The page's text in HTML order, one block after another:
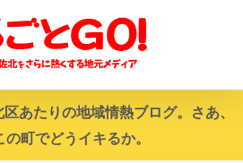
あたりの地域情熱ブログ。さあ、
町でどうイキるか。